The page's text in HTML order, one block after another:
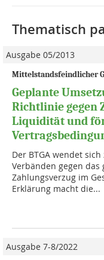
Thematisch
Ausgabe 05/2013
Mittelstandsfeindlicher
Geplante
Richtlinie gegen
Liquidität und
Der BTGA wendet
Verbänden gegen das
Zahlungsverzug im
Erklärung macht die...
Ausgabe 7-8/2022